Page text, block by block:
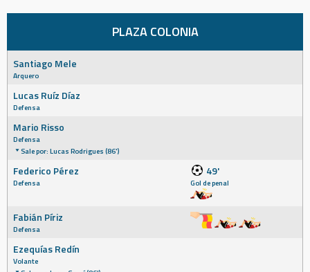
PLAZA COLONIA
Santiago Mele
Arquero
Lucas Ruíz Díaz
Defensa
Mario Risso
Defensa
Sale por: Lucas Rodrigues (86')
Federico Pérez
Defensa
49'
Gol de penal
Fabián Píriz
Defensa
Ezequías Redín
Volante